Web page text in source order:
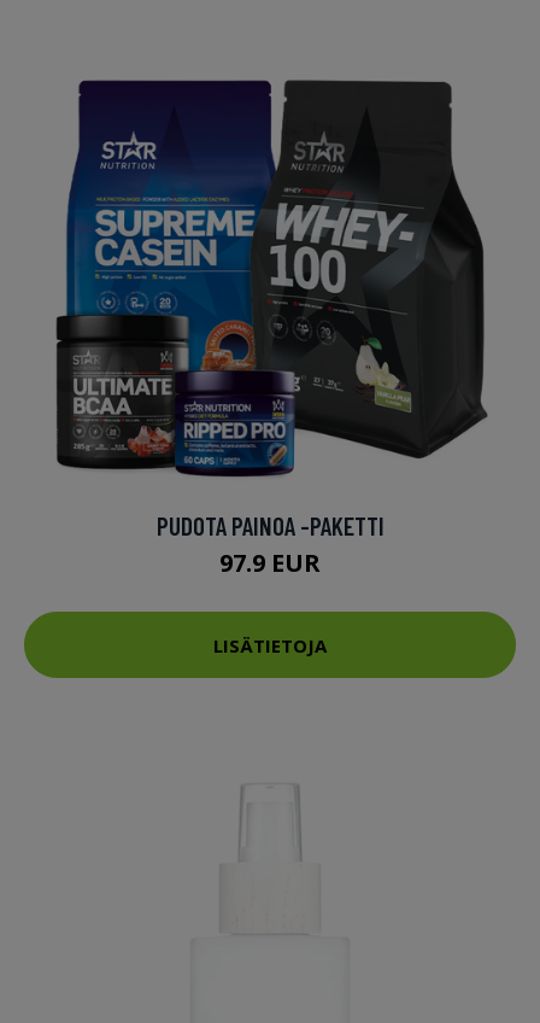
PUDOTA PAINOA -PAKETTI
97.9 EUR
LISÄTIETOJA